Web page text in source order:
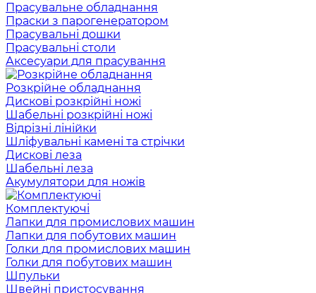
Прасувальне обладнання
Праски з парогенератором
Прасувальні дошки
Прасувальні столи
Аксесуари для прасування
Розкрійне обладнання
Дискові розкрійні ножі
Шабельні розкрійні ножі
Відрізні лінійки
Шліфувальні камені та стрічки
Дискові леза
Шабельні леза
Акумулятори для ножів
Комплектуючі
Лапки для промислових машин
Лапки для побутових машин
Голки для промислових машин
Голки для побутових машин
Шпульки
Швейні пристосування